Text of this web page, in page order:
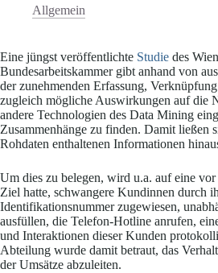
Allgemein
Eine jüngst veröffentlichte Studie des
Bundesarbeitskammer gibt anhand von
der zunehmenden Erfassung,
zugleich mögliche Auswirkungen auf die
andere Technologien des Data Mining
Zusammenhänge zu finden. Damit ließen
Rohdaten enthaltenen Informationen
Um dies zu belegen, wird u.a. auf eine
Ziel hatte, schwangere Kundinnen durch
Identifikationsnummer zugewiesen,
ausfüllen, die Telefon-Hotline anrufen,
und Interaktionen dieser Kunden
Abteilung wurde damit betraut, das
der Umsätze abzuleiten.